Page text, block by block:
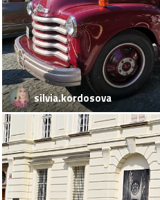
silvia.kordosova